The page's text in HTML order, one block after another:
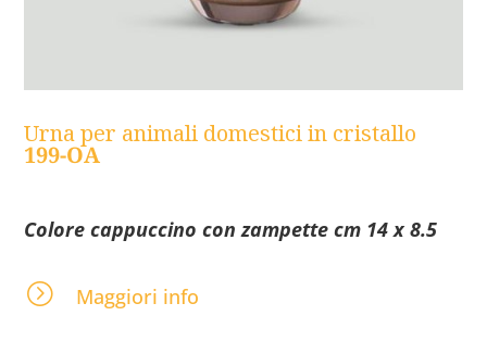
Urna per animali domestici in cristallo
199-OA
Colore cappuccino con zampette cm 14 x 8.5
= Maggiori info